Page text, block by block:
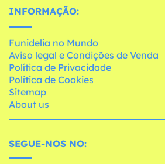
INFORMAÇÃO:
Funidelia no Mundo
Aviso legal e Condições de Venda
Política de Privacidade
Política de Cookies
Sitemap
About us
SEGUE-NOS NO: